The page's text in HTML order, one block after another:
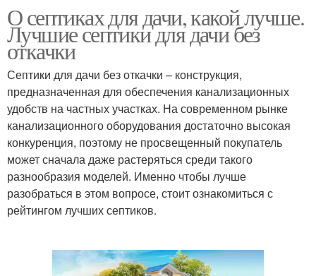
О септиках для дачи, какой лучше.
Лучшие септики для дачи без
откачки
Септики для дачи без откачки – конструкция,
предназначенная для обеспечения канализационных
удобств на частных участках. На современном рынке
канализационного оборудования достаточно высокая
конкуренция, поэтому не просвещенный покупатель
может сначала даже растеряться среди такого
разнообразия моделей. Именно чтобы лучше
разобраться в этом вопросе, стоит ознакомиться с
рейтингом лучших септиков.